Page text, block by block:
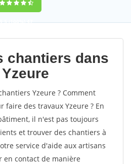
9,5(100%)47
votes
chantiers dans
Yzeure ? Comment
faire des travaux Yzeure ? En
il n'est pas toujours
et trouver des chantiers à
service d'aide aux artisans
contact de manière